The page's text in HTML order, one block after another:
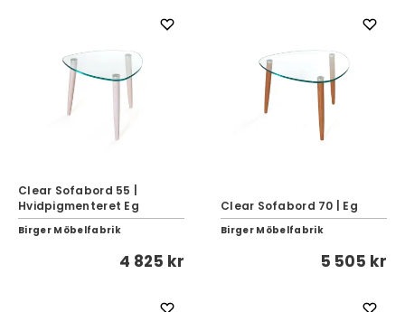
Clear Sofabord 55 |
Hvidpigmenteret Eg
Birger Möbelfabrik
4 825 kr
Clear Sofabord 70 | Eg
Birger Möbelfabrik
5 505 kr